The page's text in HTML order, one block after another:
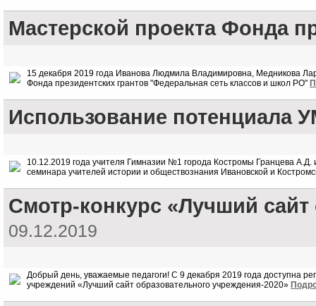
Мастерской проекта Фонда
15 декабря 2019 года Иванова Людмила Владимировна, Медникова
Фонда президентских грантов "Федеральная сеть классов и школ РО"
Использование потенциала
10.12.2019 года учителя Гимназии №1 города Костромы Гранцева
семинара учителей истории и обществознания Ивановской и
Смотр-конкурс «Лучший
09.12.2019
Добрый день, уважаемые педагоги! С 9 декабря 2019 года доступна
учреждений «Лучший сайт образовательного учреждения-2020»